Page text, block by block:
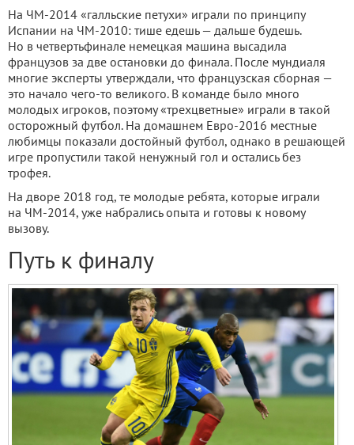
На ЧМ-2014 «галльские петухи» играли по принципу
Испании на ЧМ-2010: тише едешь — дальше будешь.
Но в четвертьфинале немецкая машина высадила
французов за две остановки до финала. После мундиаля
многие эксперты утверждали, что французская сборная —
это начало чего-то великого. В команде было много
молодых игроков, поэтому «трехцветные» играли в такой
осторожный футбол. На домашнем Евро-2016 местные
любимцы показали достойный футбол, однако в решающей
игре пропустили такой ненужный гол и остались без
трофея.
На дворе 2018 год, те молодые ребята, которые играли
на ЧМ-2014, уже набрались опыта и готовы к новому
вызову.
Путь к финалу